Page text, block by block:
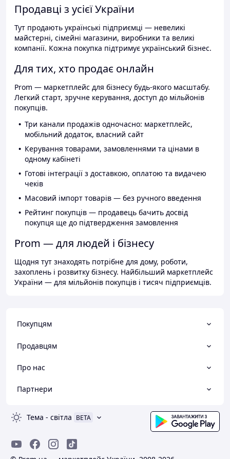
Продавці з усієї України
Тут продають українські підприємці — невеликі
майстерні, сімейні магазини, виробники та великі
компанії. Кожна покупка підтримує український бізнес.
Для тих, хто продає онлайн
Prom — маркетплейс для бізнесу будь-якого масштабу.
Легкий старт, зручне керування, доступ до мільйонів
покупців.
Три канали продажів одночасно: маркетплейс,
мобільний додаток, власний сайт
Керування товарами, замовленнями та цінами в
одному кабінеті
Готові інтеграції з доставкою, оплатою та видачею
чеків
Масовий імпорт товарів — без ручного введення
Рейтинг покупців — продавець бачить досвід
покупця ще до підтвердження замовлення
Prom — для людей і бізнесу
Щодня тут знаходять потрібне для дому, роботи,
захоплень і розвитку бізнесу. Найбільший маркетплейс
України — для мільйонів покупців і тисяч підприємців.
Покупцям
Продавцям
Про нас
Партнери
Тема - світла BETA